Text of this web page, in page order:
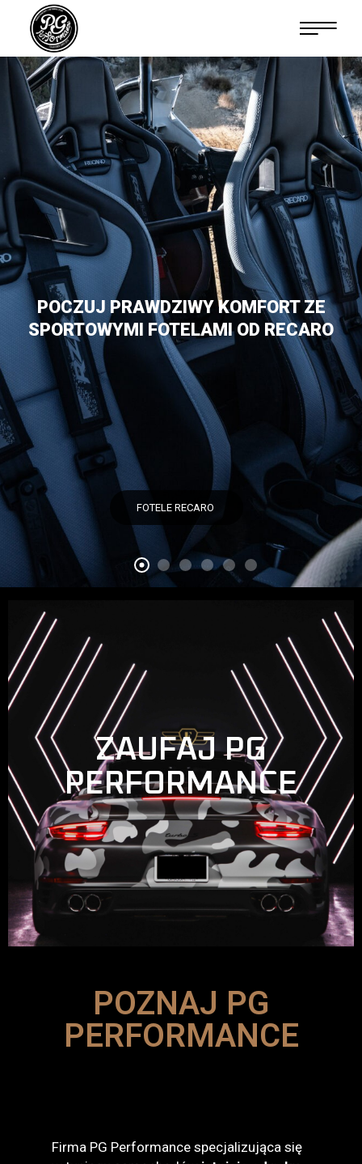
TUNING SAMOCHODÓW LUKSUSOWYCH
Wyjątkowy samochód zasługuje na niebanalne traktowanie.
Zobacz na własne oczy, co możemy dla Ciebie zrobić.
Wizualny tuning, pakiety mocy, pakiety aerodynamiczne, układy dolotowe…
i znacznie więcej czeka na Ciebie w salonie PG Performance.
Miejscu wypełnionym pasją.
ZAUFAJ PG
PERFORMANCE
POZNAJ PG
PERFORMANCE
Firma PG Performance specjalizująca się